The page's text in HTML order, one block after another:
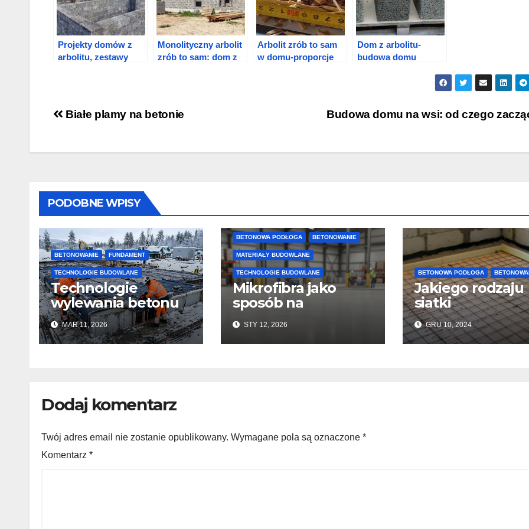
Projekty domów z
arbolitu, zestawy
Monolityczny arbolit
zrób to sam: dom z
Arbolit zrób to sam
w domu-proporcje
Dom z arbolitu-
budowa domu
Nawigacja
Budowa domu na wsi: od czego
Białe plamy na betonie
PODOBNE WPISY
BETONOWANIE FUNDAMENT
TECHNOLOGIE BUDOWLANE
Technologie
wylewania betonu
zimą: jak zachować
jakość i przyspieszyć
twardnienie
MAR 11, 2026
BETONOWA PODŁOGA BETONOWANIE
MATERIAŁY BUDOWLANE
TECHNOLOGIE BUDOWLANE
Mikrofibra jako
sposób na
ułatwienie
wykonywania
posadzek
STY 12, 2026
BETONOWA PODŁOGA
Jakiego rodzaju
siatki
wzmacniającej
należy użyć do
wylewek
GRU 10, 2024
Dodaj komentarz
Twój adres email nie zostanie opublikowany. Wymagane pola są oznaczone *
Komentarz *